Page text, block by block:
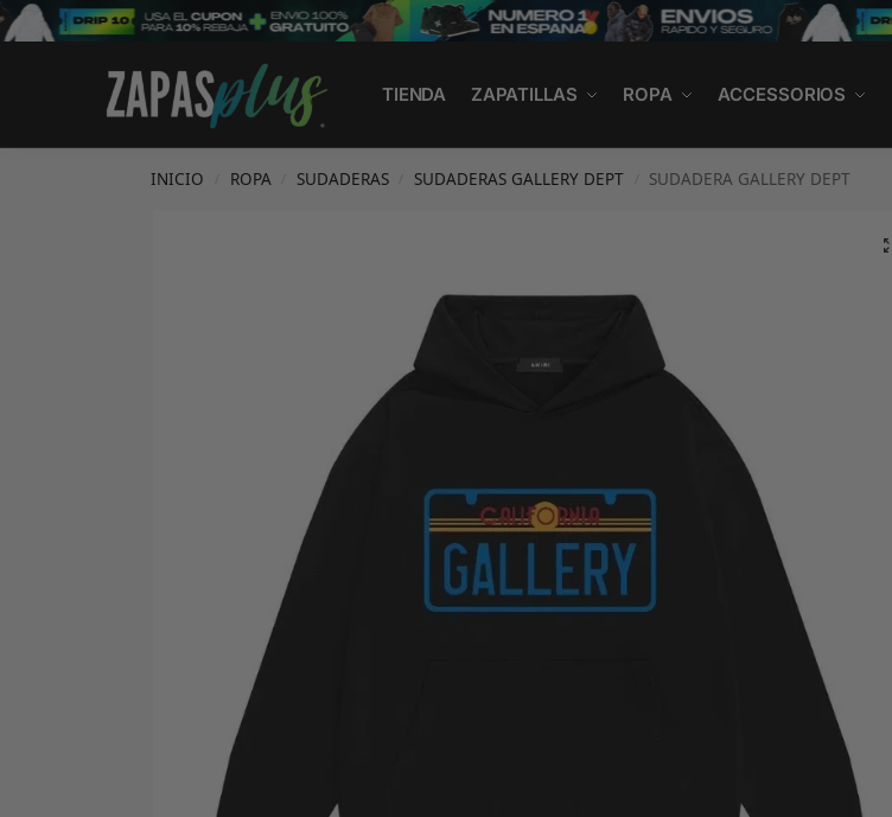
TIENDA ZAPATILLAS ROPA ACCESSORIOS
Search
INICIO ROPA SUDADERAS SUDADERAS GALLERY DEPT SUDADERA GALLERY DEPT